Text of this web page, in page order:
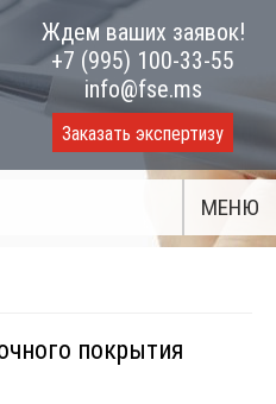
Ждем ваших заявок!
+7 (995) 100-33-55
info@fse.ms
Заказать экспертизу
МЕНЮ
покрытия